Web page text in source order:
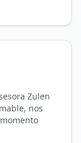
los
Zulen
nos